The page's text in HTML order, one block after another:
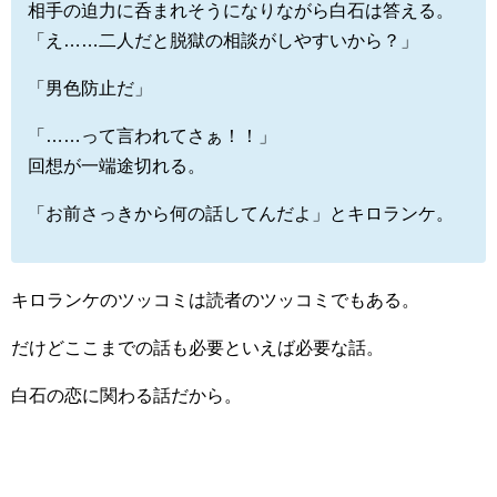
相手の迫力に呑まれそうになりながら白石は答える。
「え……二人だと脱獄の相談がしやすいから？」
「男色防止だ」
「……って言われてさぁ！！」
回想が一端途切れる。
「お前さっきから何の話してんだよ」とキロランケ。
キロランケのツッコミは読者のツッコミでもある。
だけどここまでの話も必要といえば必要な話。
白石の恋に関わる話だから。